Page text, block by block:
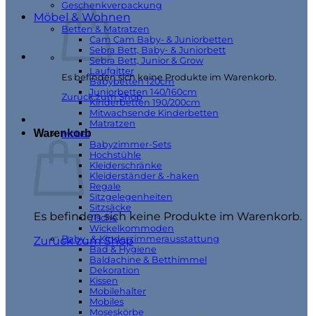
Es befinden sich keine Produkte im Warenkorb.
Zurück zum Shop
Warenkorb
Es befinden sich keine Produkte im Warenkorb.
Zurück zum Shop
Geschenkverpackung
Möbel & Wohnen
Betten & Matratzen
Cam Cam Baby- & Juniorbetten
Sebra Bett, Baby- & Juniorbett
Sebra Bett, Junior & Grow
Laufgitter
Babybetten 120cm
Juniorbetten 140/160cm
Kinderbetten 190/200cm
Mitwachsende Kinderbetten
Matratzen
Möbel
Babyzimmer-Sets
Hochstühle
Kleiderschränke
Kleiderständer & -haken
Regale
Sitzgelegenheiten
Sitzsäcke
Tische
Wickelkommoden
Baby- & Kinderzimmerausstattung
Bad & Hygiene
Baldachine & Betthimmel
Dekoration
Kissen
Mobilehalter
Mobiles
Moseskörbe